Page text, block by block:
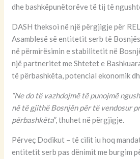
dhe bashkëpunëtorëve të tij të
DASH theksoi në një përgjigje për
Asamblesë së entitetit serb të
në përmirësimin e stabilitetit në
një partneritet me Shtetet e
të përbashkëta, potencial ekonomik
“Ne do të vazhdojmë të punojmë
në të gjithë Bosnjën për të vendosur
përbashkëta”, thuhet në përgjigje.
Përveç Dodikut – të cilit iu hoq
entitetit serb pas dënimit me burgim